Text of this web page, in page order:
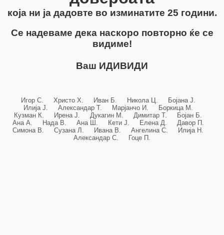
која ни ја дадовте во изминатите 25 години.
Се надеваме дека наскоро повторно ќе се
видиме!
Ваш ИДИВИДИ
Игор С. Христо Х. Иван Б. Никола Ц. Бојана Ј.
Илија Ј. Александар Т. Марјанчо И. Боркица М.
Кузман К. Ирена Ј. Дукагин М. Димитар Т. Бојан Б.
Ана А. Нада В. Ана Ш. Кети Ј. Елена Д. Давор П.
Симона В. Сузана Л. Ивана В. Ангелина С. Илија Н.
Александар С. Гоце П.